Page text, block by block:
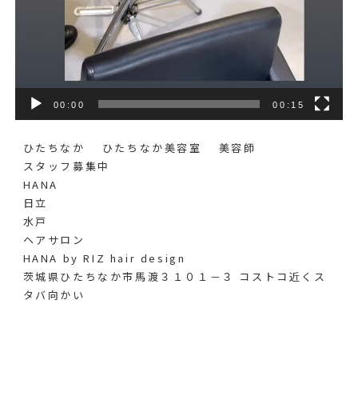
00:00 00:15
ひたちなか ひたちなか美容室 美容師
スタッフ募集中
HANA
日立
水戸
ヘアサロン
HANA by RIZ hair design
茨城県ひたちなか市馬渡３１０１－３ コストコ近くス
タバ向かい